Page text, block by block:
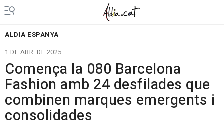
ALDIA ESPANYA
1 DE ABR. DE 2025
Comença la 080 Barcelona
Fashion amb 24 desfilades que
combinen marques emergents i
consolidades